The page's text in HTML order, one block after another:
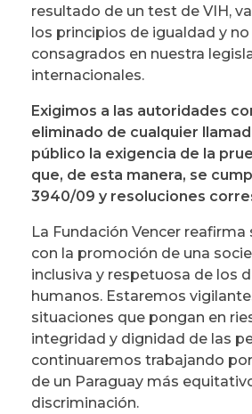
resultado de un test de VIH,
los principios de igualdad y
consagrados en nuestra
internacionales.
Exigimos a las autoridades
eliminado de cualquier
público la exigencia de la
que, de esta manera, se
3940/09 y resoluciones
La Fundación Vencer
con la promoción de una
inclusiva y respetuosa de los
humanos. Estaremos
situaciones que pongan en
integridad y dignidad de las
continuaremos trabajando
de un Paraguay más
discriminación.